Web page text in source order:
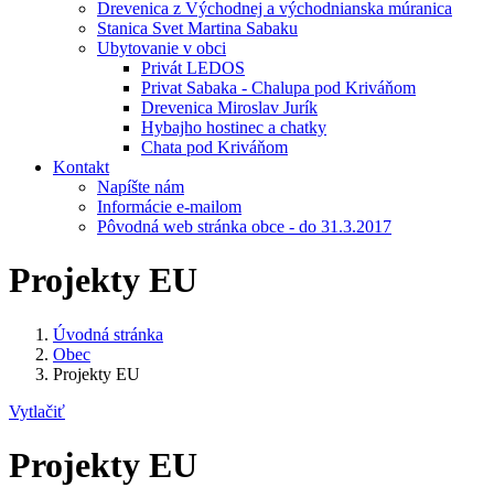
Drevenica z Východnej a východnianska múranica
Stanica Svet Martina Sabaku
Ubytovanie v obci
Privát LEDOS
Privat Sabaka - Chalupa pod Kriváňom
Drevenica Miroslav Jurík
Hybajho hostinec a chatky
Chata pod Kriváňom
Kontakt
Napíšte nám
Informácie e-mailom
Pôvodná web stránka obce - do 31.3.2017
Projekty EU
Úvodná stránka
Obec
Projekty EU
Vytlačiť
Projekty EU